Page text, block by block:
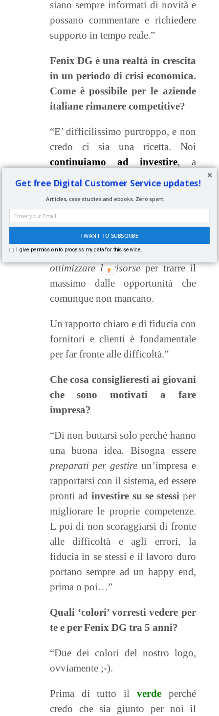
siano sempre informati di novità e
possano commentare e richiedere
supporto in tempo reale.”
Fenix DG è una realtà in crescita
in un periodo di crisi economica.
Come è possibile per le aziende
italiane rimanere competitive?
“E’ difficilissimo purtroppo, e non
credo ci sia una ricetta. Noi
continuiamo ad investire, a
studiare per migliorarci e pensiamo
ogni gg che l’uscita dal tunnel è
vicina, cercando di interpretare in
questo senso ogni debole segnale.
Inoltre, in modo pragmantico
controlliamo i costie cerchiamo di
ottimizzare le risorseper trarre il
massimo dalle opportunità che
comunque non mancano.
Un rapporto chiaro e di fiducia con
fornitori e clienti è fondamentale
per far fronte alle difficoltà.”
Che cosa consiglieresti ai giovani
che sono motivati a fare
impresa?
“Di non buttarsi solo perché hanno
una buona idea. Bisogna essere
preparati per gestire un’impresa e
rapportarsi con il sistema, ed essere
pronti adinvestire su se stessi per
migliorare le proprie competenze.
E poi di non scoraggiarsi di fronte
alle difficoltà e agli errori, la
fiducia in se stessi e il lavoro duro
portano sempre ad un happy end,
prima o poi…”
Quali ‘colori’ vorresti vedere per
te e per Fenix DG tra 5 anni?
“Due dei colori del nostro logo,
ovviamente ;-).
Prima di tutto il verdeperché
credo che sia giunto per noi il
Get free Digital Customer Service updates!
I WANT TO SUBSCRIBE
I give permission to process my data for this service.
Articles, case studies and ebooks. Zero spam.